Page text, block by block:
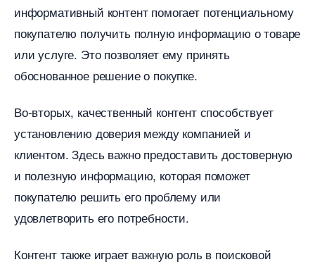
информативный контент помогает потенциальному
покупателю получить полную информацию о товаре
или услуге. Это позволяет ему принять
обоснованное решение о покупке.
о-вторых, качественный контент способствует
установлению доверия между компанией и
клиентом. Здесь важно предоставить достоверную
и полезную информацию, которая поможет
покупателю решить его проблему или
удовлетворить его потребности.
Контент также играет важную роль в поисковой